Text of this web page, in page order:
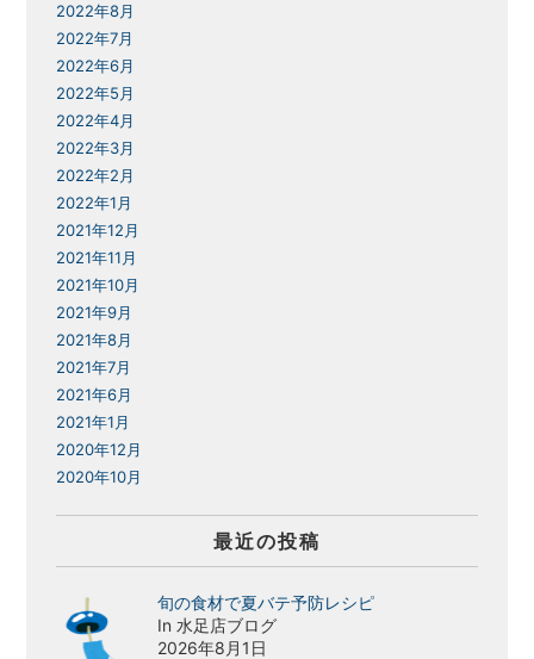
2022年8月
2022年7月
2022年6月
2022年5月
2022年4月
2022年3月
2022年2月
2022年1月
2021年12月
2021年11月
2021年10月
2021年9月
2021年8月
2021年7月
2021年6月
2021年1月
2020年12月
2020年10月
最近の投稿
旬の食材で夏バテ予防レシピ
In 水足店ブログ
2026年8月1日